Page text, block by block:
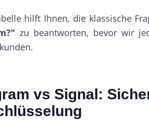
hilft Ihnen, die klassische
zu beantworten, bevor wir
vs Signal: